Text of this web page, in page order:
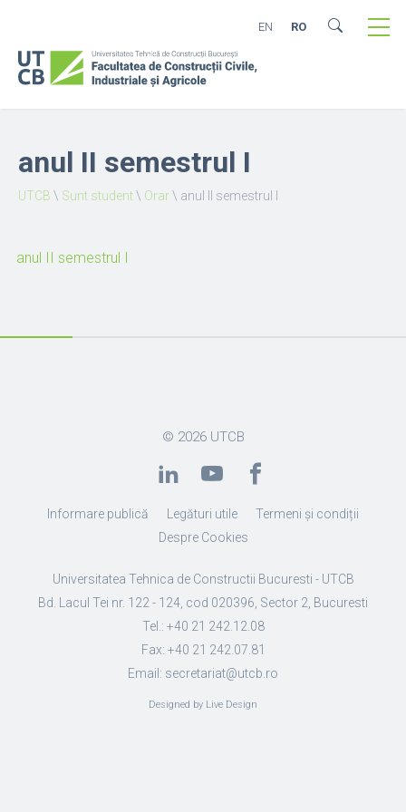
EN RO
anul II semestrul I
UTCB \ Sunt student\ Orar\ anul II semestrul I
anul II semestrul I
© 2026 UTCB
Informare publică Legături utile
Termeni și condiții
Despre Cookies
Universitatea Tehnica de Constructii Bucuresti - UTCB
Bd. Lacul Tei nr. 122 - 124, cod 020396, Sector 2, Bucuresti
Tel.: +40 21 242.12.08
Fax: +40 21 242.07.81
Email: secretariat@utcb.ro
Designed by Live Design